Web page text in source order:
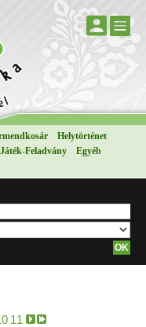
Helytörténet
Játék-Feladvány
Egyéb
11